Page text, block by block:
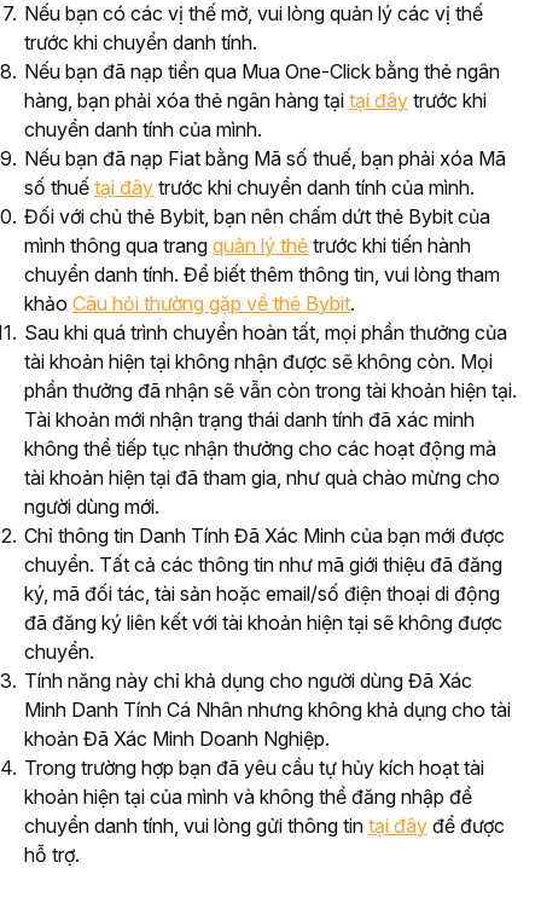
Nếu bạn có các vị thế mở, vui lòng quản lý các vị thế
trước khi chuyển danh tính.
Nếu bạn đã nạp tiền qua Mua One-Click bằng thẻ ngân
hàng, bạn phải xóa thẻ ngân hàng tại tại đây trước khi
chuyển danh tính của mình.
Nếu bạn đã nạp Fiat bằng Mã số thuế, bạn phải xóa Mã
số thuế tại đây trước khi chuyển danh tính của mình.
Đối với chủ thẻ Bybit, bạn nên chấm dứt thẻ Bybit của
mình thông qua trang quản lý thẻ trước khi tiến hành
chuyển danh tính. Để biết thêm thông tin, vui lòng tham
khảo Câu hỏi thường gặp về thẻ Bybit.
Sau khi quá trình chuyển hoàn tất, mọi phần thưởng của
tài khoản hiện tại không nhận được sẽ không còn. Mọi
phần thưởng đã nhận sẽ vẫn còn trong tài khoản hiện tại.
Tài khoản mới nhận trạng thái danh tính đã xác minh
không thể tiếp tục nhận thưởng cho các hoạt động mà
tài khoản hiện tại đã tham gia, như quà chào mừng cho
người dùng mới.
Chỉ thông tin Danh Tính Đã Xác Minh của bạn mới được
chuyển. Tất cả các thông tin như mã giới thiệu đã đăng
ký, mã đối tác, tài sản hoặc email/số điện thoại di động
đã đăng ký liên kết với tài khoản hiện tại sẽ không được
chuyển.
Tính năng này chỉ khả dụng cho người dùng Đã Xác
Minh Danh Tính Cá Nhân nhưng không khả dụng cho tài
khoản Đã Xác Minh Doanh Nghiệp.
Trong trường hợp bạn đã yêu cầu tự hủy kích hoạt tài
khoản hiện tại của mình và không thể đăng nhập để
chuyển danh tính, vui lòng gửi thông tin tại đây để được
hỗ trợ.